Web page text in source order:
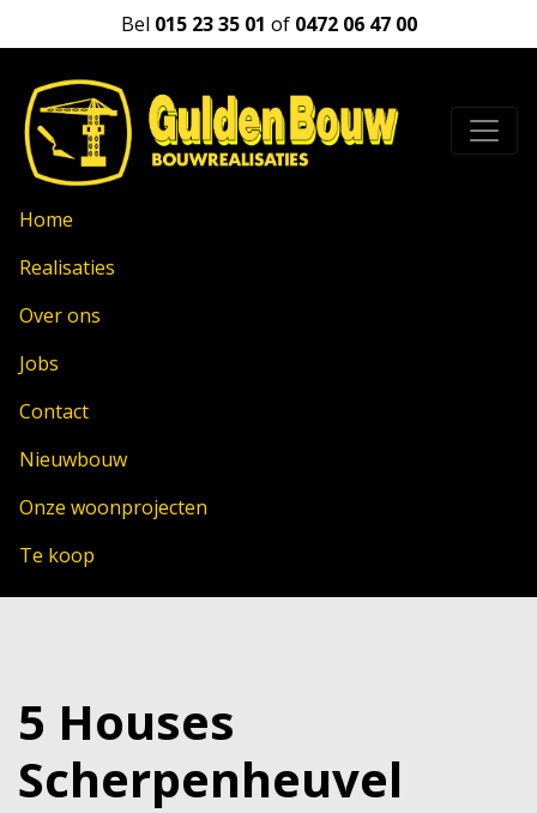
Bel 015 23 35 01 of 0472 06 47 00
Home
Realisaties
Over ons
Jobs
Contact
Nieuwbouw
Onze woonprojecten
Te koop
5 Houses
Scherpenheuvel